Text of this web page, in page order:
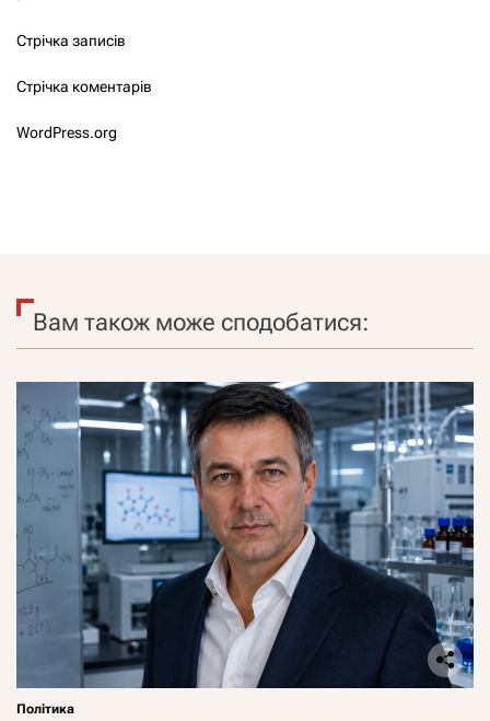
Стрічка записів
Стрічка коментарів
WordPress.org
Вам також може сподобатися:
Політика